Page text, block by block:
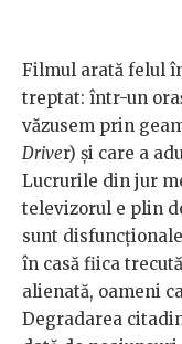
Filmul arată felul
treptat: într-un
văzusem prin
Driver) și care a
Lucrurile din jur
televizorul e plin
sunt
în casă fiica
alienată, oameni
Degradarea